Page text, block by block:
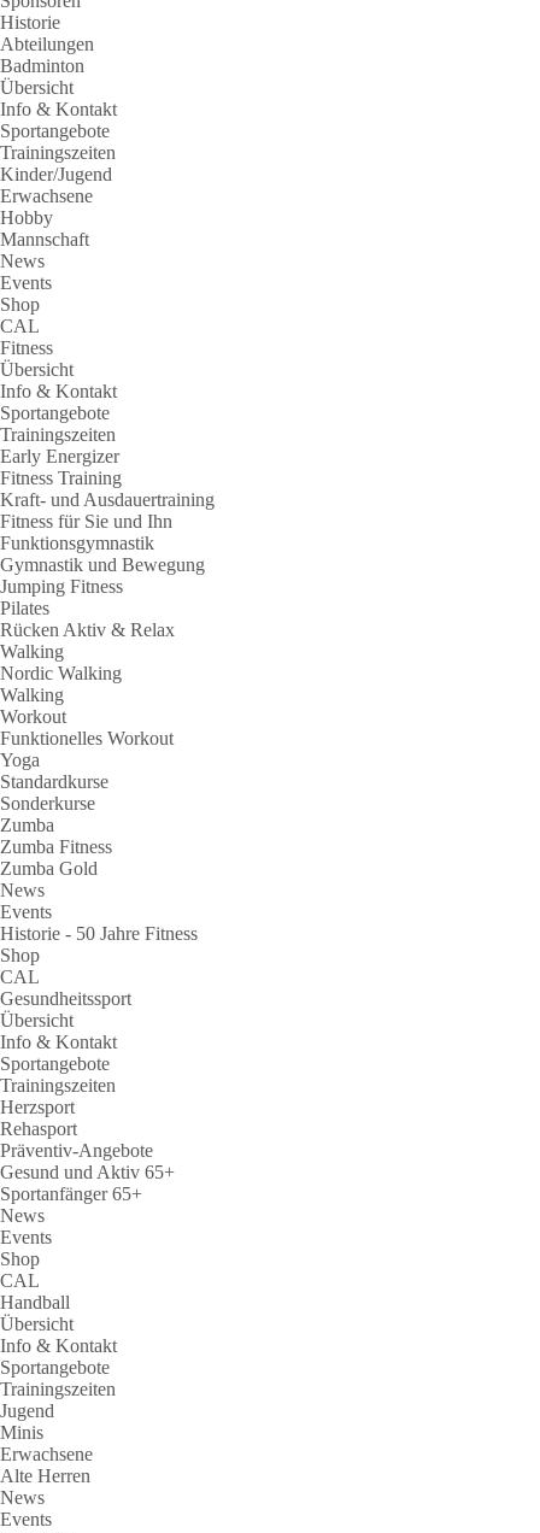
Historie
Abteilungen
Badminton
Übersicht
Info & Kontakt
Sportangebote
Trainingszeiten
Kinder/Jugend
Erwachsene
Hobby
Mannschaft
News
Events
Shop
CAL
Fitness
Übersicht
Info & Kontakt
Sportangebote
Trainingszeiten
Early Energizer
Fitness Training
Kraft- und Ausdauertraining
Fitness für Sie und Ihn
Funktionsgymnastik
Gymnastik und Bewegung
Jumping Fitness
Pilates
Rücken Aktiv & Relax
Walking
Nordic Walking
Walking
Workout
Funktionelles Workout
Yoga
Standardkurse
Sonderkurse
Zumba
Zumba Fitness
Zumba Gold
News
Events
Historie - 50 Jahre Fitness
Shop
CAL
Gesundheitssport
Übersicht
Info & Kontakt
Sportangebote
Trainingszeiten
Herzsport
Rehasport
Präventiv-Angebote
Gesund und Aktiv 65+
Sportanfänger 65+
News
Events
Shop
CAL
Handball
Übersicht
Info & Kontakt
Sportangebote
Trainingszeiten
Jugend
Minis
Erwachsene
Alte Herren
News
Events